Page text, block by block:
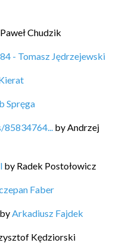
Paweł Chudzik
- Tomasz Jędrzejewski
Spręga
by Andrzej
by Radek Postołowicz
Faber
by Arkadiusz Fajdek
Kędziorski